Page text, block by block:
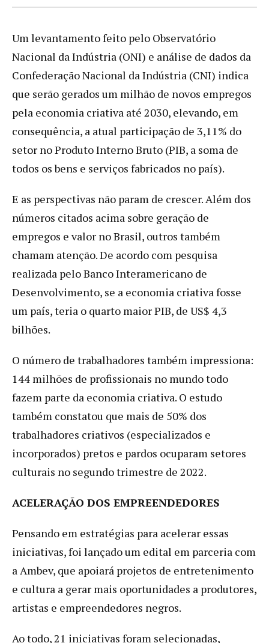
Um levantamento feito pelo Observatório
Nacional da Indústria (ONI) e análise de dados da
Confederação Nacional da Indústria (CNI) indica
que serão gerados um milhão de novos empregos
pela economia criativa até 2030, elevando, em
consequência, a atual participação de 3,11% do
setor no Produto Interno Bruto (PIB, a soma de
todos os bens e serviços fabricados no país).
E as perspectivas não param de crescer. Além dos
números citados acima sobre geração de
empregos e valor no Brasil, outros também
chamam atenção. De acordo com pesquisa
realizada pelo Banco Interamericano de
Desenvolvimento, se a economia criativa fosse
um país, teria o quarto maior PIB, de US$ 4,3
bilhões.
O número de trabalhadores também impressiona:
144 milhões de profissionais no mundo todo
fazem parte da economia criativa. O estudo
também constatou que mais de 50% dos
trabalhadores criativos (especializados e
incorporados) pretos e pardos ocuparam setores
culturais no segundo trimestre de 2022.
ACELERAÇÃO DOS EMPREENDEDORES
Pensando em estratégias para acelerar essas
iniciativas, foi lançado um edital em parceria com
a Ambev, que apoiará projetos de entretenimento
e cultura a gerar mais oportunidades a produtores,
artistas e empreendedores negros.
Ao todo, 21 iniciativas foram selecionadas,